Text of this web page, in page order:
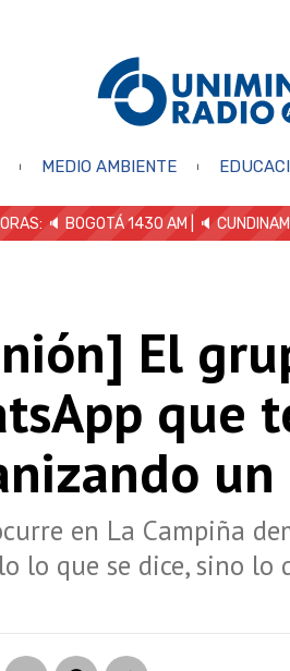
MEDIO AMBIENTE
🔈 BOGOTÁ 1430 AM | 🔈
El
que
en La Campiña
lo que se dice, sino